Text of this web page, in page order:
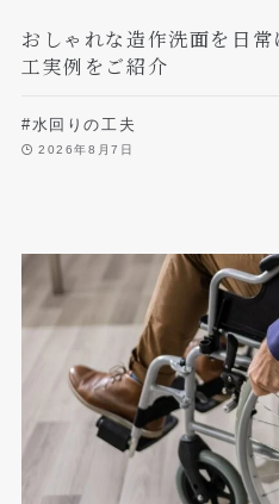
おしゃれな造作洗面を日
工実例をご紹介
#水回りの工夫
2026年8月7日